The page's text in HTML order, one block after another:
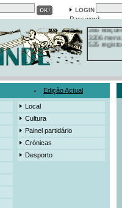
Password
Em arquivo
13558
19421
385
3206
525
Edição Actual
Local
Cultura
Painel partidário
Crónicas
Desporto